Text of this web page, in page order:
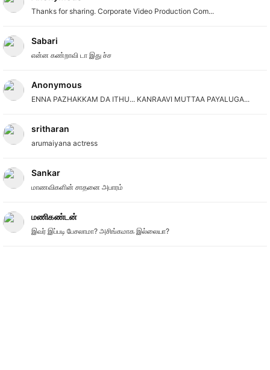
Thanks for sharing. Corporate Video Production Com...
Sabari
என்ன கண்றாவி டா இது ச்ச
Anonymous
ENNA PAZHAKKAM DA ITHU... KANRAAVI MUTTAA PAYALUGA...
sritharan
arumaiyana actress
Sankar
மாணவிகளின் சாதனை அபாரம்
மணிகண்டன்
இவர் இப்படி பேசலாமா? அசிங்கமாக இல்லையா?